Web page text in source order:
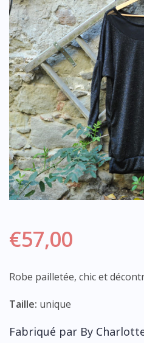
€57,00
Robe pailletée, chic et
Taille: unique
Fabriqué par By